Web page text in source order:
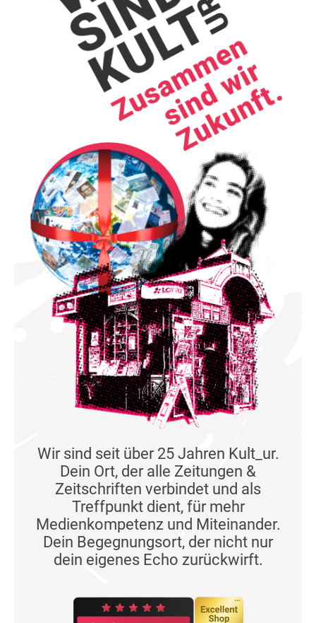
Wir sind seit über 25 Jahren Kult_ur.
Dein Ort, der alle Zeitungen &
Zeitschriften verbindet und als
Treffpunkt dient, für mehr
Medienkompetenz und Miteinander.
Dein Begegnungsort, der nicht nur
dein eigenes Echo zurückwirft.